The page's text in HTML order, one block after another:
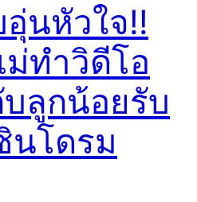
นหัวใจ!!
ทำวิดีโอ
บลูกน้อยรับ
นโดรม